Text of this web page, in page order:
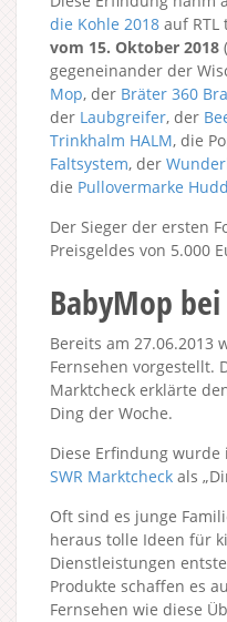
die Kohle 2018 auf
vom 15. Oktober 2018
gegeneinander der
Mop, der Bräter 360
der Laubgreifer, der
Trinkhalm HALM, die
Faltsystem, der
die Pullovermarke
Der Sieger der ersten
Preisgeldes von 5.000
BabyMop
Bereits am 27.06.2013
Fernsehen vorgestellt.
Marktcheck erklärte
Ding der Woche.
Diese Erfindung
SWR Marktcheck als
Oft sind es junge
heraus tolle Ideen für
Dienstleistungen
Produkte schaffen es
Fernsehen wie diese